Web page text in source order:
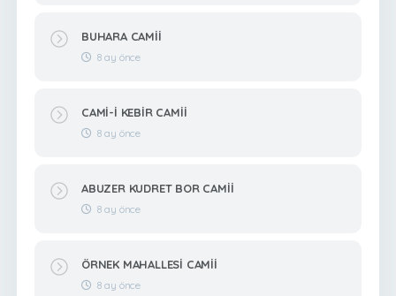
BUHARA CAMİİ
8 ay önce
CAMİ-İ KEBİR CAMİİ
8 ay önce
ABUZER KUDRET BOR CAMİİ
8 ay önce
ÖRNEK MAHALLESİ CAMİİ
8 ay önce